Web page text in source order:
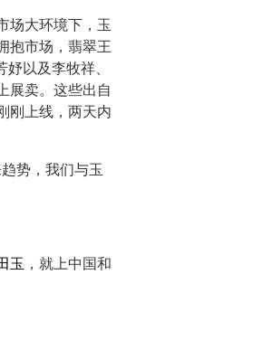
大环境下，玉
抱市场，翡翠王
以及李牧祥、
展卖。这些出自
刚上线，两天内
势，我们与玉
玉 ，就上中国和